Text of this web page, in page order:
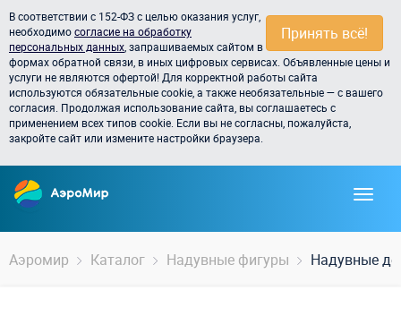
Принять всё!
В соответствии с 152-ФЗ с целью оказания услуг,
необходимосогласие на обработку
персональных данных , запрашиваемых сайтом в
формах обратной связи, в иных цифровых сервисах. Объявленные цены и
услуги не являются офертой! Для корректной работы сайта
используются обязательные cookie, а также необязательные — с вашего
согласия. Продолжая использование сайта, вы соглашаетесь с
применением всех типов cookie. Если вы не согласны, пожалуйста,
закройте сайт или измените настройки браузера.
Аэромир Каталог Надувные фигуры Надувные